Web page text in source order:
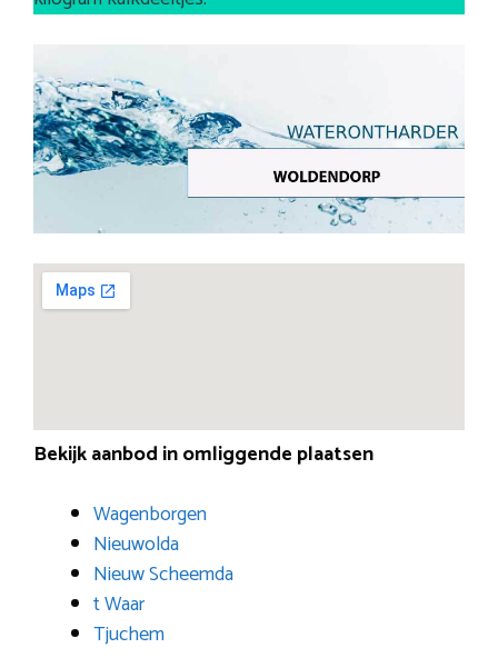
Bekijk aanbod in omliggende plaatsen
Wagenborgen
Nieuwolda
Nieuw Scheemda
t Waar
Tjuchem